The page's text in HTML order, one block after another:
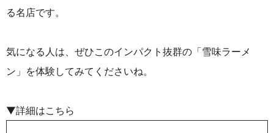
る名店です。
気になる人は、ぜひこのインパクト抜群の「雪味ラーメ
ン」を体験してみてくださいね。
▼詳細はこちら